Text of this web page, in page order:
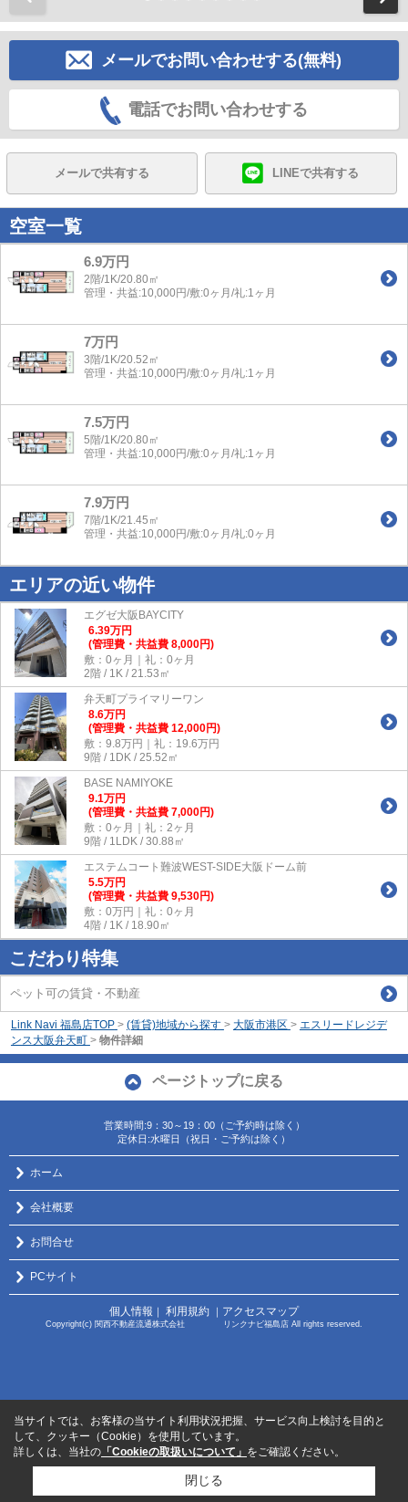
メールでお問い合わせする(無料)
電話でお問い合わせする
メールで共有する LINEで共有する
空室一覧
6.9万円
2階/1K/20.80㎡
管理・共益:10,000円/敷:0ヶ月/礼:1ヶ月
7万円
3階/1K/20.52㎡
管理・共益:10,000円/敷:0ヶ月/礼:1ヶ月
7.5万円
5階/1K/20.80㎡
管理・共益:10,000円/敷:0ヶ月/礼:1ヶ月
7.9万円
7階/1K/21.45㎡
管理・共益:10,000円/敷:0ヶ月/礼:0ヶ月
エリアの近い物件
エグゼ大阪BAYCITY
6.39万円
(管理費・共益費 8,000円)
敷：0ヶ月｜礼：0ヶ月
2階 / 1K / 21.53㎡
弁天町プライマリーワン
8.6万円
(管理費・共益費 12,000円)
敷：9.8万円｜礼：19.6万円
9階 / 1DK / 25.52㎡
BASE NAMIYOKE
9.1万円
(管理費・共益費 7,000円)
敷：0ヶ月｜礼：2ヶ月
9階 / 1LDK / 30.88㎡
エステムコート難波WEST-SIDE大阪ドーム前
5.5万円
(管理費・共益費 9,530円)
敷：0万円｜礼：0ヶ月
4階 / 1K / 18.90㎡
こだわり特集
ペット可の賃貸・不動産
Link Navi 福島店TOP > (賃貸)地域から探す > 大阪市港区 > エスリードレジデ
ンス大阪弁天町 > 物件詳細
ページトップに戻る
営業時間:9：30～19：00（ご予約時は除く）
定休日:水曜日（祝日・ご予約は除く）
ホーム
会社概要
お問合せ
PCサイト
個人情報 ｜ 利用規約 ｜ アクセスマップ
Copyright(c) 関西不動産流通株式会社 リンクナビ福島店 All rights reserved.
当サイトでは、お客様の当サイト利用状況把握、サービス向上検討を目的と
して、クッキー（Cookie）を使用しています。
詳しくは、当社の 「Cookieの取扱いについて」 をご確認ください。
閉じる